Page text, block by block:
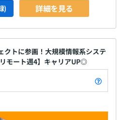
) 詳細を見る
クトに参画！大規模情報系システ
モート週4】キャリアUP◎